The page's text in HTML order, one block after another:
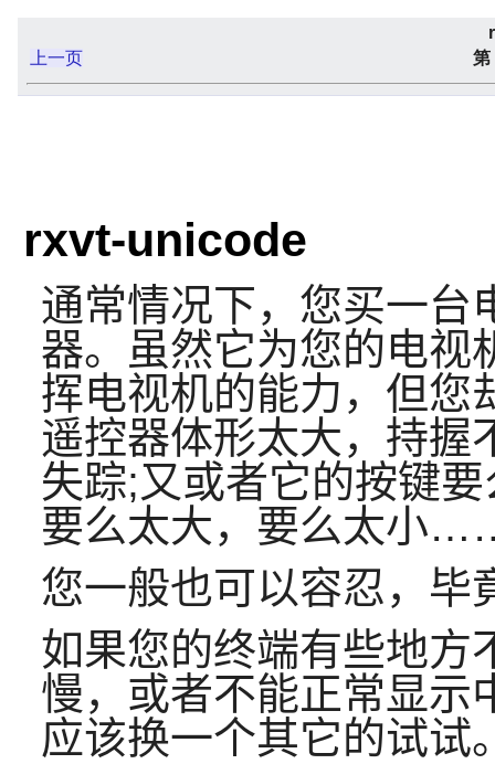
上一页
第
rxvt-unicode
通常情况下，您买一台
器。虽然它为您的电视
挥电视机的能力，但您
遥控器体形太大，持握
失踪;又或者它的按键
要么太大，要么太小
您一般也可以容忍，毕
如果您的终端有些地方
慢，或者不能正常显
应该换一个其它的试试